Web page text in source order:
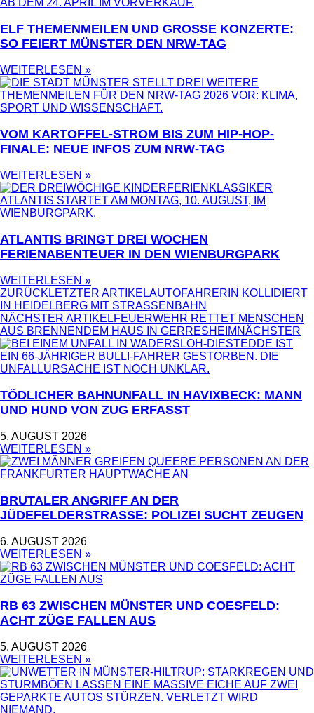
ELF THEMENMEILEN UND GROSSE KONZERTE: S
O FEIERT MÜNSTER DEN NRW-TAG
WEITERLESEN »
VOM KARTOFFEL-STROM BIS ZUM HIP-HOP-
FINALE: NEUE INFOS ZUM NRW-TAG
WEITERLESEN »
ATLANTIS BRINGT DREI WOCHEN
FERIENABENTEUER IN DEN WIENBURGPARK
WEITERLESEN »
ZURÜCKLETZTER ARTIKELAUTOFAHRERIN KOLLIDIERT
IN HEIDELBERG MIT STRASSENBAHN
NÄCHSTER ARTIKELFEUERWEHR RETTET MENSCHEN
AUS BRENNENDEM HAUS IN GERRESHEIM NÄCHSTER
TÖDLICHER BAHNUNFALL IN HAVIXBECK: MANN
UND HUND VON ZUG ERFASST
5. AUGUST 2026
WEITERLESEN »
BRUTALER ANGRIFF AN DER
JÜDEFELDERSTRASSE: POLIZEI SUCHT ZEUGEN
6. AUGUST 2026
WEITERLESEN »
RB 63 ZWISCHEN MÜNSTER UND COESFELD:
ACHT ZÜGE FALLEN AUS
5. AUGUST 2026
WEITERLESEN »